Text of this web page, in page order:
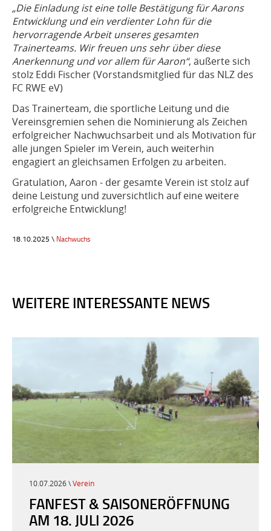
„Die Einladung ist eine tolle Bestätigung für Aarons
Entwicklung und ein verdienter Lohn für die
hervorragende Arbeit unseres gesamten
Trainerteams. Wir freuen uns sehr über diese
Anerkennung und vor allem für Aaron“, äußerte sich
stolz Eddi Fischer (Vorstandsmitglied für das NLZ des
FC RWE eV)
Das Trainerteam, die sportliche Leitung und die
Vereinsgremien sehen die Nominierung als Zeichen
erfolgreicher Nachwuchsarbeit und als Motivation für
alle jungen Spieler im Verein, auch weiterhin
engagiert an gleichsamen Erfolgen zu arbeiten.
Gratulation, Aaron - der gesamte Verein ist stolz auf
deine Leistung und zuversichtlich auf eine weitere
erfolgreiche Entwicklung!
18.10.2025 \ Nachwuchs
WEITERE INTERESSANTE NEWS
10.07.2026 \Verein
FANFEST & SAISONERÖFFNUNG
AM 18. JULI 2026